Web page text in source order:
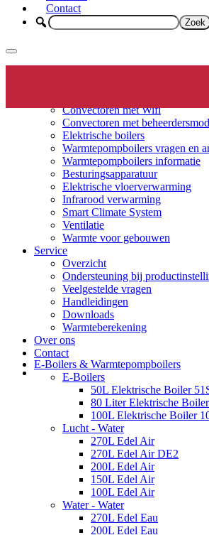
Contact
Convectoren met Wifi
Convectoren met
Elektrische boilers
Warmtepompboilers vragen en
Warmtepompboilers informatie
Besturingsapparatuur
Elektrische vloerverwarming
Infrarood verwarming
Smart Climate System
Ventilatie
Warmte voor gebouwen
Service
Overzicht
Ondersteuning bij
Veelgestelde vragen
Handleidingen
Downloads
Warmteberekening
Over ons
Contact
E-Boilers & Warmtepompboilers
E-Boilers
50L Elektrische Boiler
80 Liter Elektrische
100L Elektrische Boiler
Lucht - Water
270L Edel Air
270L Edel Air DE2
200L Edel Air
150L Edel Air
100L Edel Air
Water - Water
270L Edel Eau
200L Edel Eau